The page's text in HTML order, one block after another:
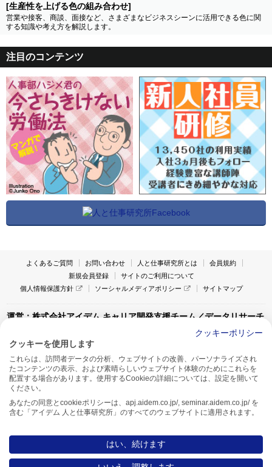
[生産性を上げる色の組み合わせ]
営業や接客、商談、面接など、さまざまなビジネスシーンに活用できる色に関
する知識や考え方を解説します。
注目のコンテンツ
よくあるご質問 お問い合わせ 人と仕事研究所とは
会員規約
新規会員登録
サイトのご利用について
個人情報保護方針
ソーシャルメディアポリシー サイトマップ
運営：株式会社アイデム キャリア開発支援チーム／データリサーチ
〒160-0022 東京都新宿区新宿1-4-10
アイデム本社ビル TEL:03-5269-6020
〒550-0005 大阪府大阪市西区西本町1-13-43
アイデム西本町ビル7F TEL:06-7662-2800
Copyright AIDEM Inc. All rights reserved.
クッキーポリシー
クッキーを使用します
これらは、訪問者データの分析、ウェブサイトの改善、パーソナライズされ
たコンテンツの表示、および素晴らしいウェブサイト体験のためにこれらを
配置する場合があります。使用するCookieの詳細については、設定を開いて
ください。
あなたの同意とcookieポリシーは、apj.aidem.co.jp/, seminar.aidem.co.jp/ を
含む「アイデム 人と仕事研究所」のすべてのウェブサイトに適用されます。
はい、続けます